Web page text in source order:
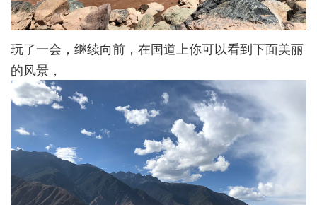
玩了一会，继续向前，在国道上你可以看到下面美丽
的风景，